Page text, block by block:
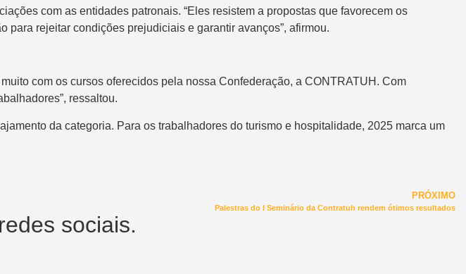
com as entidades patronais. “Eles resistem a propostas que favorecem os
rejeitar condições prejudiciais e garantir avanços”, afirmou.
com os cursos oferecidos pela nossa Confederação, a CONTRATUH. Com
ressaltou.
da categoria. Para os trabalhadores do turismo e hospitalidade, 2025 marca um
PRÓXIMO
Palestras do I Seminário da Contratuh rendem ótimos resultados
sociais.